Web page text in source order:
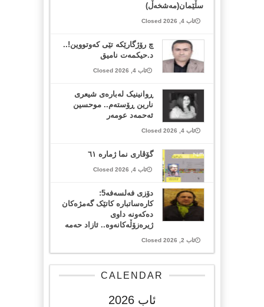
سڵێمان(مەشخەڵ)
ئاب 4, 2026 Closed
چ رۆژگارێکە تێی کەوتووین!..
د.حیکمەت نامیق
ئاب 4, 2026 Closed
ڕوانینیک لەبارەى شیعرى
نارین ڕۆستەم.. موحسین
ئەحمەد عومەر
ئاب 4, 2026 Closed
گۆڤاری نما ژمارە ٦١
ئاب 4, 2026 Closed
دۆزی فەلسەفە5:
کارەساتبارە کاتێک گەمژەکان
دەکەونە داوی
ژیرەزۆڵەکانەوە.. ئازاد حەمە
ئاب 2, 2026 Closed
CALENDAR
ئاب 2026